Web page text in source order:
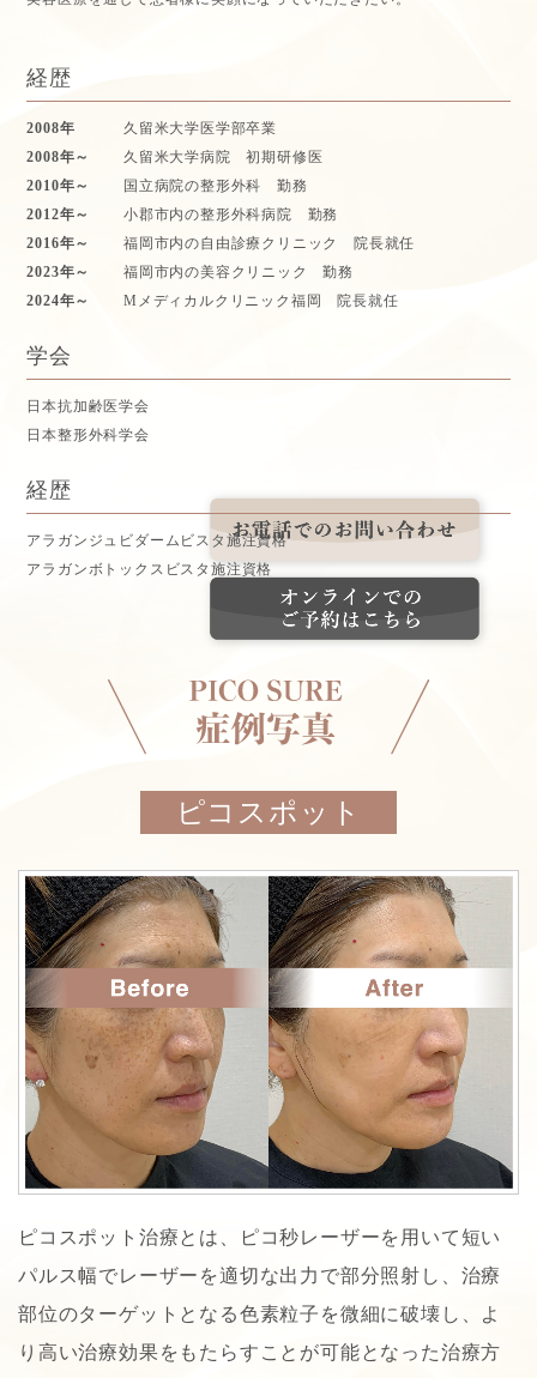
経歴
2008年
久留米大学医学部卒業
2008年～
久留米大学病院 初期研修医
2010年～
国立病院の整形外科 勤務
2012年～
小郡市内の整形外科病院 勤務
2016年～
福岡市内の自由診療クリニック 院長就任
2023年～
福岡市内の美容クリニック 勤務
2024年～
Mメディカルクリニック福岡 院長就任
学会
日本抗加齢医学会
日本整形外科学会
経歴
アラガンジュビダームビスタ施注資格
アラガンボトックスビスタ施注資格
ピコスポット
ピコスポット治療とは、ピコ秒レーザーを用いて短い
パルス幅でレーザーを適切な出力で部分照射し、治療
部位のターゲットとなる色素粒子を微細に破壊し、よ
り高い治療効果をもたらすことが可能となった治療方